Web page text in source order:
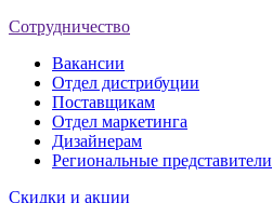
Сотрудничество
Вакансии
Отдел дистрибуции
Поставщикам
Отдел маркетинга
Дизайнерам
Региональные представители
Скидки и акции